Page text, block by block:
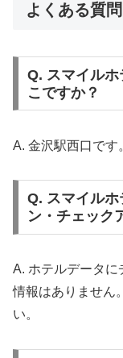
よくある質問
Q. スマイル
こですか？
A. 金沢駅西口です
Q. スマイル
ン・チェック
A. ホテルデータ
情報はありません
い。